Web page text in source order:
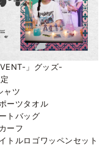
」グッズ-
ツ
ーツタオル
トバッグ
ーフ
ルロゴワッペンセット